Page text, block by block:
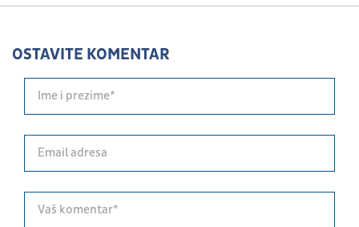
OSTAVITE KOMENTAR